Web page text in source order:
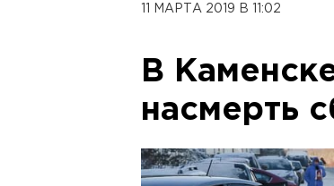
11 МАРТА 2019 В 11:02
В
насмерть